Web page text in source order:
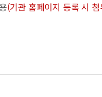
(기관 홈페이지 등록 시